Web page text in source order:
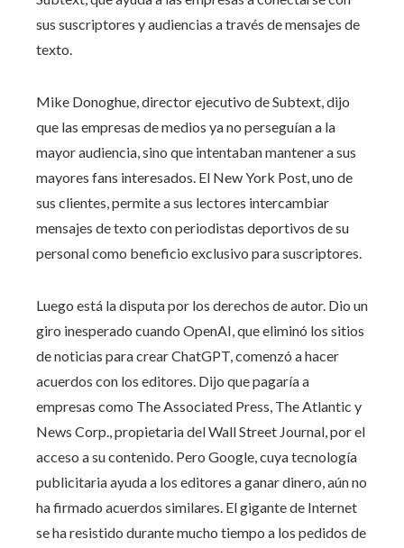
sus suscriptores y audiencias a través de mensajes de
texto.
Mike Donoghue, director ejecutivo de Subtext, dijo
que las empresas de medios ya no perseguían a la
mayor audiencia, sino que intentaban mantener a sus
mayores fans interesados. El New York Post, uno de
sus clientes, permite a sus lectores intercambiar
mensajes de texto con periodistas deportivos de su
personal como beneficio exclusivo para suscriptores.
Luego está la disputa por los derechos de autor. Dio un
giro inesperado cuando OpenAI, que eliminó los sitios
de noticias para crear ChatGPT, comenzó a hacer
acuerdos con los editores. Dijo que pagaría a
empresas como The Associated Press, The Atlantic y
News Corp., propietaria del Wall Street Journal, por el
acceso a su contenido. Pero Google, cuya tecnología
publicitaria ayuda a los editores a ganar dinero, aún no
ha firmado acuerdos similares. El gigante de Internet
se ha resistido durante mucho tiempo a los pedidos de